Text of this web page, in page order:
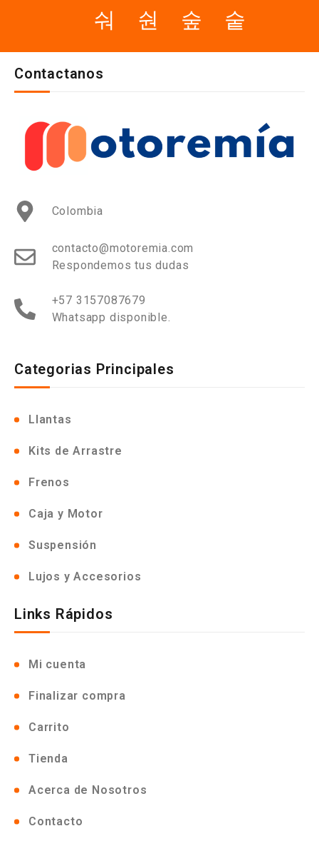
Contactanos
Colombia
contacto@motoremia.com
Respondemos tus dudas
+57 3157087679
Whatsapp disponible.
Categorias Principales
Llantas
Kits de Arrastre
Frenos
Caja y Motor
Suspensión
Lujos y Accesorios
Links Rápidos
Mi cuenta
Finalizar compra
Carrito
Tienda
Acerca de Nosotros
Contacto